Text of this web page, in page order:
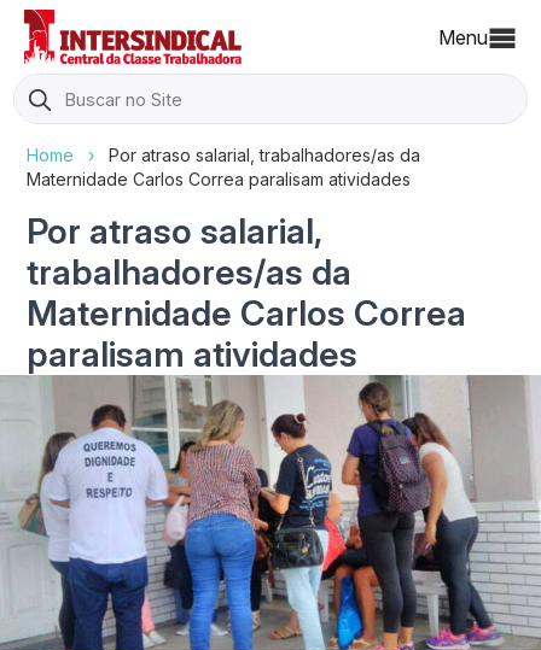
Menu
Search
for:
Home ›
Por atraso salarial, trabalhadores/as da
Maternidade Carlos Correa paralisam atividades
Por atraso salarial,
trabalhadores/as da
Maternidade Carlos Correa
paralisam atividades